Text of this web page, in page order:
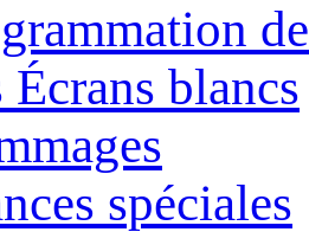
Écrans blancs
spéciales